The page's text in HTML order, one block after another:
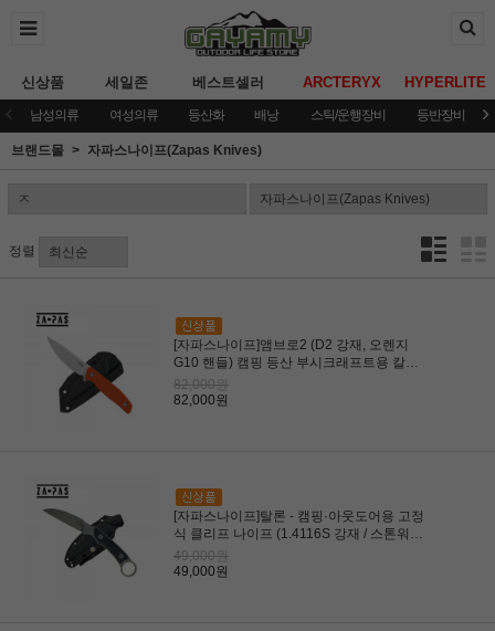
신상품 세일존 베스트셀러 ARCTERYX HYPERLITE
남성의류 여성의류 등산화 배낭 스틱/운행장비 등반장비
브랜드몰 자파스나이프(Zapas Knives)
정렬
[자파스나이프]앰브로2 (D2 강재, 오렌지
G10 핸들) 캠핑 등산 부시크래프트용 칼
(AM2-G10-OR)
82,000원
82,000원
[자파스나이프]탈론 - 캠핑·아웃도어용 고정
식 클리프 나이프 (1.4116S 강재 / 스톤워시
칼날 / 블랙 G10 핸들, 손잡이 링) (TLN-ST-
G10-BL)
49,000원
49,000원